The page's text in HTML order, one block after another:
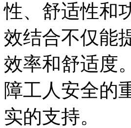
性、舒适性和
效结合不仅能
效率和舒适度
障工人安全的
实的支持。